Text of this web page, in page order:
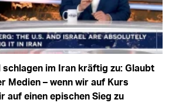
schlagen im Iran kräftig zu: Glaubt
Medien – wenn wir auf Kurs
auf einen epischen Sieg zu